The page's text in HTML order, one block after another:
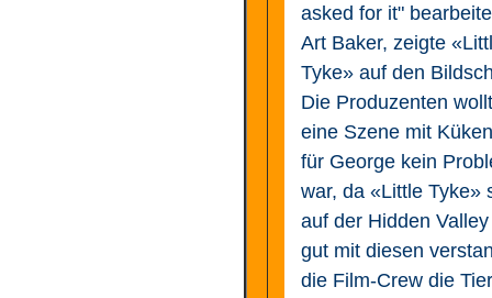
asked for it"
Art Baker, zeigte
Tyke» auf den
Die Produzenten
eine Szene mit
für George kein
war, da «Little Tyke»
auf der Hidden
gut mit diesen
die Film-Crew die